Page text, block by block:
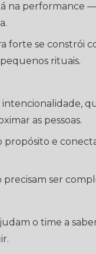
na performance
se constrói
rituais.
intencionalidade,
as pessoas.
e
ser
o time a